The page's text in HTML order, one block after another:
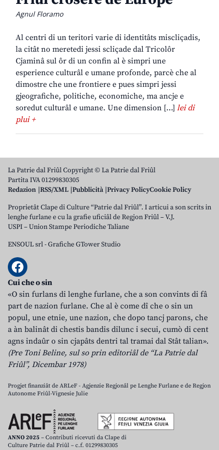
Agnul Floramo
Al centri di un teritori varie di identitâts miscliçadis,
la citât no meretedi jessi scliçade dal Tricolôr
Cjaminâ sul ôr di un confin al è simpri une
esperience culturâl e umane profonde, parcè che al
dimostre che une frontiere e pues simpri jessi
gjeografiche, politiche, economiche, ma ancje e
soredut culturâl e umane. Une dimension […] lei di
plui +
La Patrie dal Friûl Copyright © La Patrie dal Friûl
Partita IVA 01299830305
Redazion RSS/XML Pubblicità Privacy PolicyCookie Policy
Proprietât Clape di Culture “Patrie dal Friûl”. I articui a son scrits in
lenghe furlane e cu la grafie uficiâl de Regjon Friûl – V.J.
USPI – Union Stampe Periodiche Taliane
ENSOUL srl-Grafiche GTower Studio
Cui che o sin
«O sin furlans di lenghe furlane, che a son convints di fâ
part de nazion furlane. Che al è come dî che o sin un
popul, une etnie, une nazion, che dopo tancj parons, che
a àn balinât di chestis bandis dilunc i secui, cumò di cent
agns indaûr o sin cjapâts dentri tal tramai dal Stât talian».
(Pre Toni Beline, sul so prin editoriâl de “La Patrie dal
Friûl”, Dicembar 1978)
Progjet finanziât de ARLeF - Agjenzie Regjonâl pe Lenghe Furlane e de Regjon
Autonome Friûl-Vignesie Julie
ANNO 2025 – Contributi ricevuti da Clape di
Culture Patrie dal Friûl – c.f. 01299830305